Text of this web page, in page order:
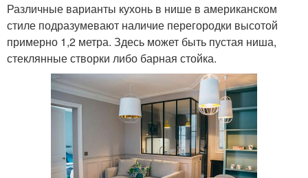
Различные варианты кухонь в нише в американском
стиле подразумевают наличие перегородки высотой
примерно 1,2 метра. Здесь может быть пустая ниша,
стеклянные створки либо барная стойка.